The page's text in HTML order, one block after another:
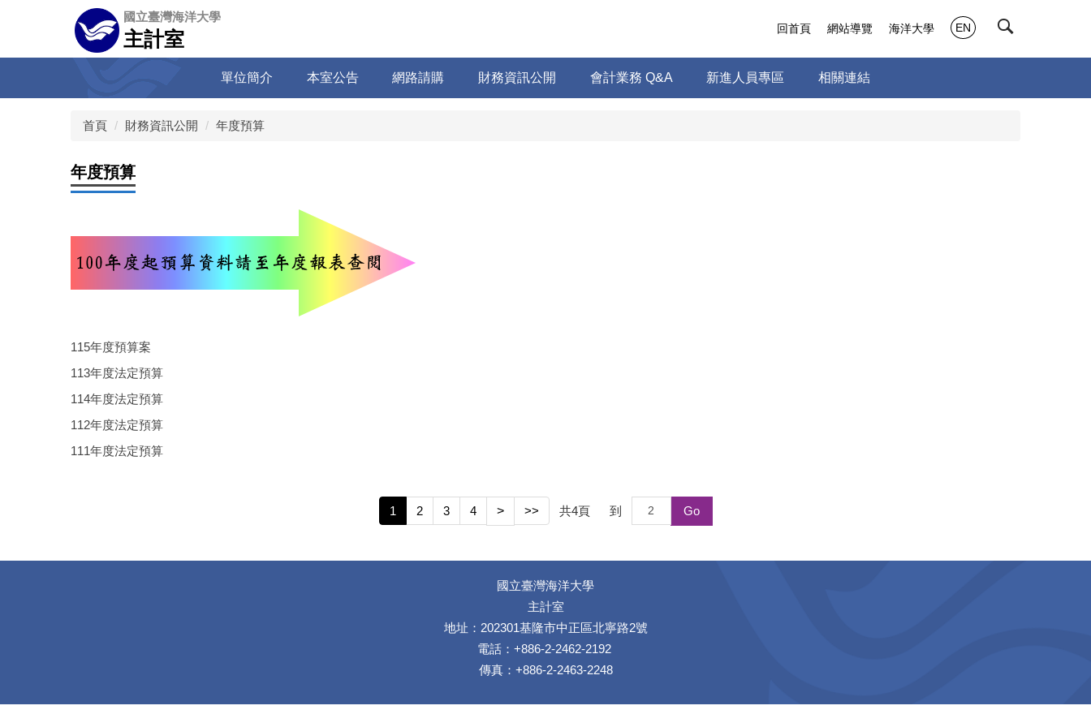
容
國立臺灣海洋大學
主計室
單位簡介 本室公告 網路請購 財務資訊公開 會計業務 Q&A 新進人員專區 相關連結
回首頁 網站導覽 海洋大學 EN
首頁 財務資訊公開 年度預算
年度預算
115年度預算案
113年度法定預算
114年度法定預算
112年度法定預算
111年度法定預算
1 2 3 4 > >> 共4頁 到 Go
國立臺灣海洋大學
主計室
地址：202301基隆市中正區北寧路2號
電話：+886-2-2462-2192
傳真：+886-2-2463-2248